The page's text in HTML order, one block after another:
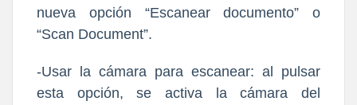
nueva opción “Escanear documento” o
“Scan Document”.
-Usar la cámara para escanear: al pulsar
esta opción, se activa la cámara del